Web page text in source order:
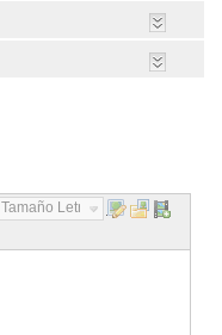
Tamaño Letra...